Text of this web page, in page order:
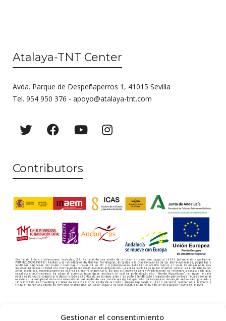
Gestionar el consentimiento
Atalaya-TNT Center
Avda. Parque de Despeñaperros 1, 41015 Sevilla
Tel. 954 950 376 - apoyo@atalaya-tnt.com
Contributors